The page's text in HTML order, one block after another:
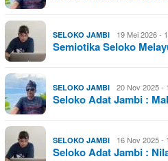
SELOKO JAMBI 19 Mei 2026 -
Semiotika Seloko
SELOKO JAMBI 20 Nov 2025 -
Seloko Adat Jambi :
SELOKO JAMBI 16 Nov 2025 -
Seloko Adat Jambi :